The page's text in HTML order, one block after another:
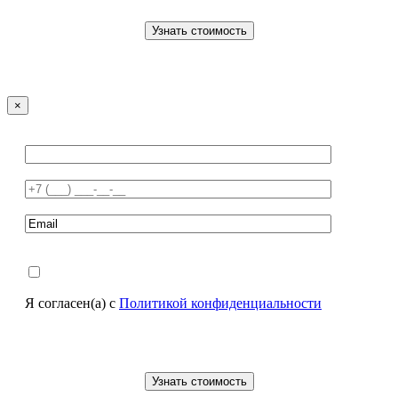
×
Я согласен(а) с Политикой конфиденциальности